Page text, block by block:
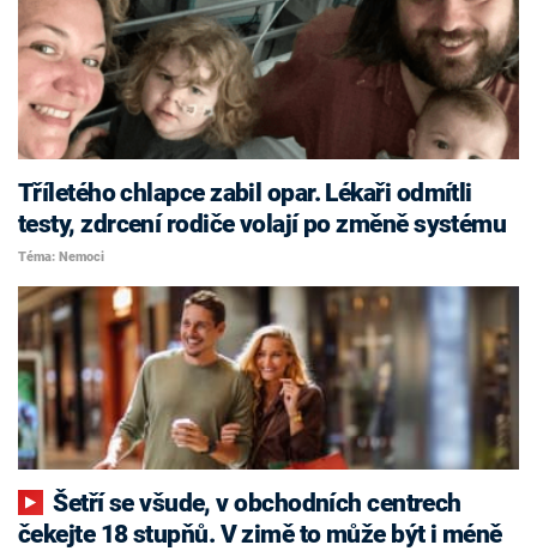
Tříletého chlapce zabil opar. Lékaři odmítli
testy, zdrcení rodiče volají po změně systému
Téma: Nemoci
Šetří se všude, v obchodních centrech
čekejte 18 stupňů. V zimě to může být i méně